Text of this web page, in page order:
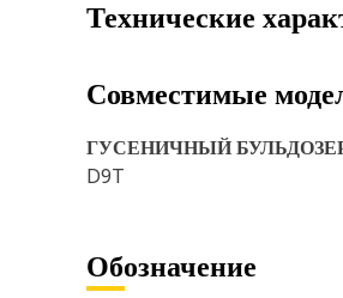
Технические
Совместимые
ГУСЕНИЧНЫЙ
D9T
Обозначение